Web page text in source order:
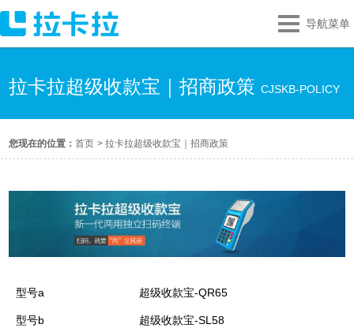
导航菜单
拉卡拉超级收款宝｜招商政策CJSKB-POLICY
您现在的位置：首页 >拉卡拉超级收款宝｜招商政策
型号a 超级收款宝-QR65
型号b 超级收款宝-SL58